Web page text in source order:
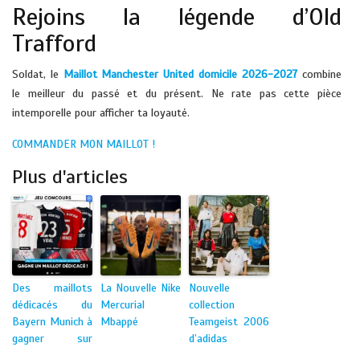
Rejoins la légende d’Old
Trafford
Soldat, le Maillot Manchester United domicile 2026-2027combine
le meilleur du passé et du présent. Ne rate pas cette pièce
intemporelle pour afficher ta loyauté.
COMMANDER MON MAILLOT !
Plus d'articles
Des maillots
dédicacés du
Bayern Munich à
gagner sur
La Nouvelle Nike
Mercurial
Mbappé
Nouvelle
collection
Teamgeist 2006
d’adidas